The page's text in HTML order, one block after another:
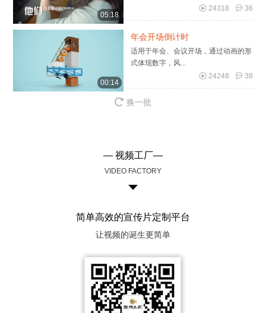
05:18
36
24318
00:14
年会开场倒计时
适用于年会、会议开场，通过动画的形
式体现数字，风...
38
24248
换一批
— 视频工厂—
VIDEO FACTORY
简单高效的宣传片定制平台
让视频的诞生更简单